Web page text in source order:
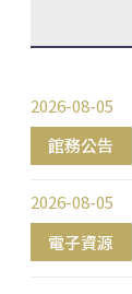
館務公告
2026-08-05
電子資源
2026-08-05